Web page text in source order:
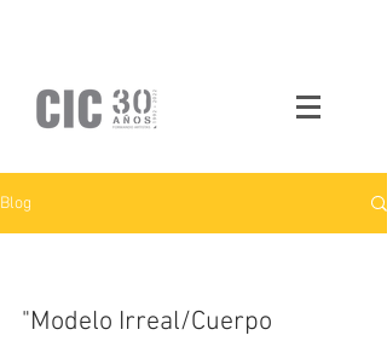
Blog
"Modelo Irreal/Cuerpo